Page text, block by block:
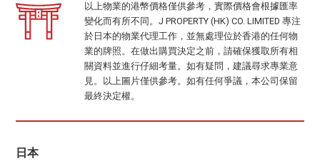
以上物業的港幣價格僅供參考，實際價格會根據匯率
變化而有所不同。J PROPERTY (HK) CO. LIMITED 專注
於日本的物業代理工作，並無處理位於香港的任何物
業的牌照。在做出購買決定之前，請確保獲取所有相
關資料並進行仔細考量。如有疑問，建議尋求專業意
見。以上圖片僅供參考。如有任何爭議，本公司保留
最終決定權。
日本